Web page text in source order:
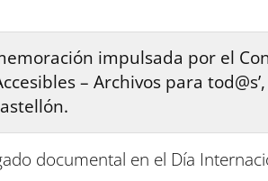
impulsada por el
– Archivos para
documental en el Día